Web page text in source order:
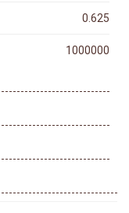
0.625
1000000